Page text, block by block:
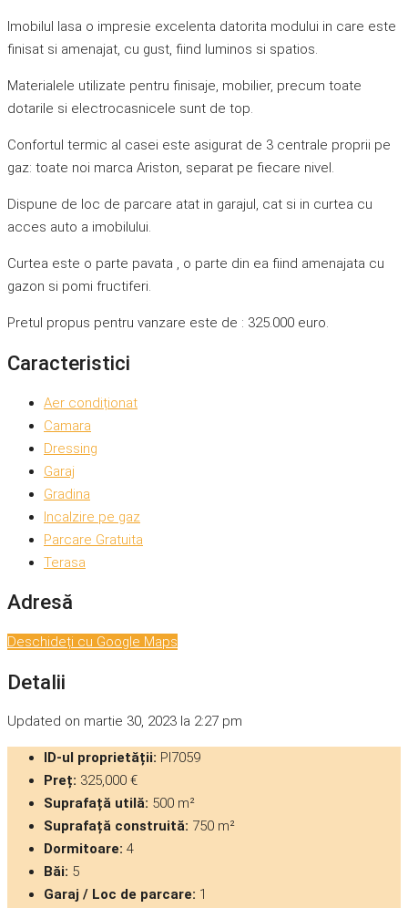
Imobilul lasa o impresie excelenta datorita modului in care este
finisat si amenajat, cu gust, fiind luminos si spatios.
Materialele utilizate pentru finisaje, mobilier, precum toate
dotarile si electrocasnicele sunt de top.
Confortul termic al casei este asigurat de 3 centrale proprii pe
gaz: toate noi marca Ariston, separat pe fiecare nivel.
Dispune de loc de parcare atat in garajul, cat si in curtea cu
acces auto a imobilului.
Curtea este o parte pavata , o parte din ea fiind amenajata cu
gazon si pomi fructiferi.
Pretul propus pentru vanzare este de : 325.000 euro.
Caracteristici
Aer condiționat
Camara
Dressing
Garaj
Gradina
Incalzire pe gaz
Parcare Gratuita
Terasa
Adresă
Deschideți cu Google Maps
Detalii
Updated on martie 30, 2023 la 2:27 pm
ID-ul proprietății: PI7059
Preț: 325,000 €
Suprafață utilă: 500 m²
Suprafață construită: 750 m²
Dormitoare: 4
Băi: 5
Garaj / Loc de parcare: 1